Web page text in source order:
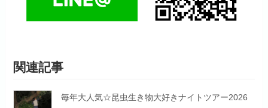
関連記事
毎年大人気☆昆虫生き物大好きナイトツアー2026